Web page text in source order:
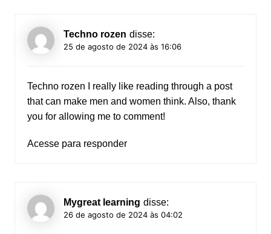
Techno rozen disse:
25 de agosto de 2024 às 16:06
Techno rozen I really like reading through a post
that can make men and women think. Also, thank
you for allowing me to comment!
Acesse para responder
Mygreat learning disse:
26 de agosto de 2024 às 04:02